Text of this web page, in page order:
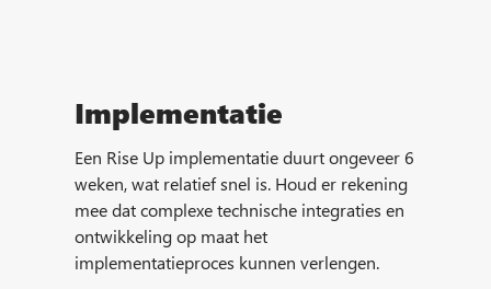
Implementatie
Een Rise Up implementatie duurt ongeveer 6
weken, wat relatief snel is. Houd er rekening
mee dat complexe technische integraties en
ontwikkeling op maat het
implementatieproces kunnen verlengen.